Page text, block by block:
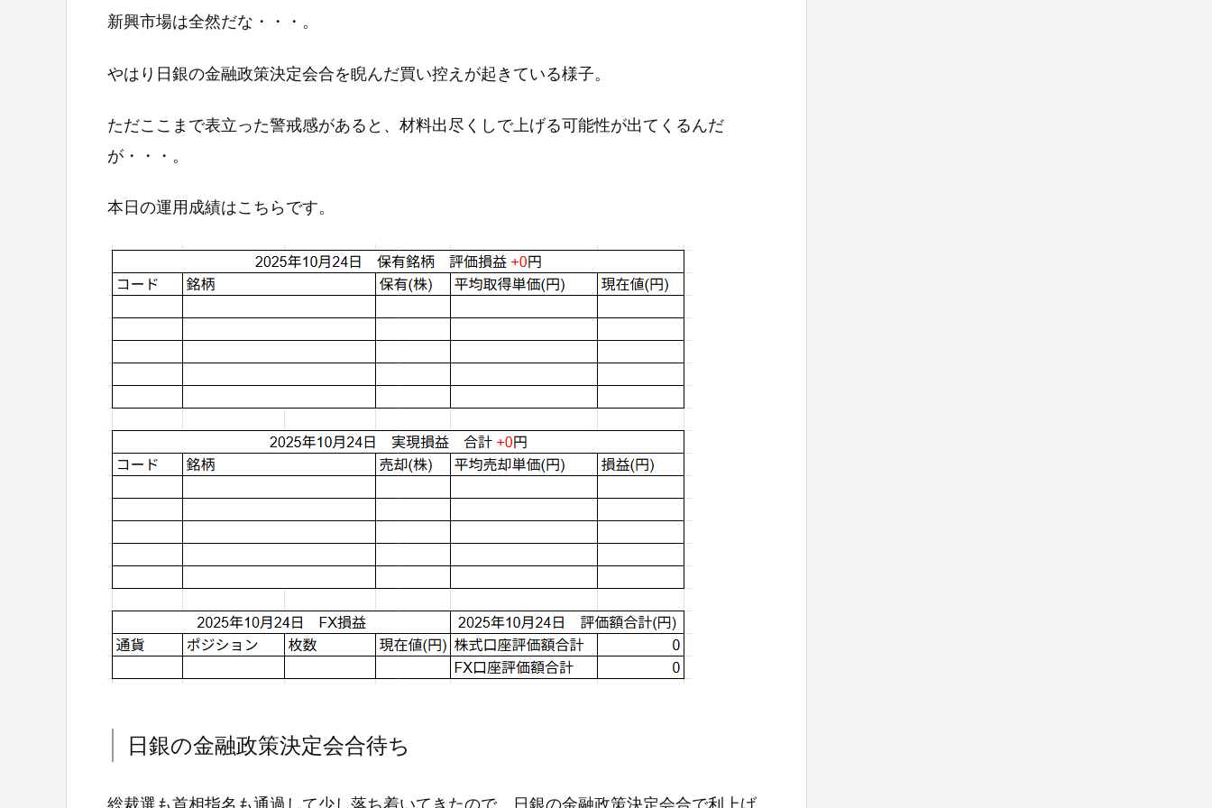
新興市場は全然だな・・・。
やはり日銀の金融政策決定会合を睨んだ買い控えが起きている様子。
ただここまで表立った警戒感があると、材料出尽くしで上げる可能性が出てくるんだ
が・・・。
本日の運用成績はこちらです。
日銀の金融政策決定会合待ち
総裁選も首相指名も通過して少し落ち着いてきたので、日銀の金融政策決定会合で利上げ